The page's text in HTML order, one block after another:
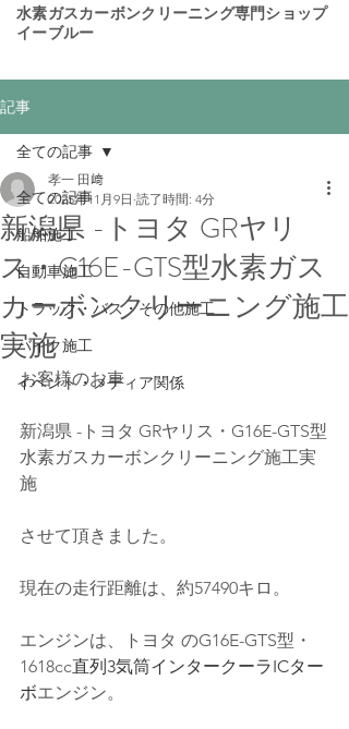
​水素ガスカーボンクリーニング専門ショップ
イーブルー
記事
全ての記事
船舶施工
自動車施工
トラック・バス・その他施工
バイク施工
イベント・メディア関係
全ての記事
新潟県 -トヨタ GRヤリ
ス・G16E-GTS型水素ガス
カーボンクリーニング施工
実施
孝一 田﨑
2025年11月9日 読了時間: 4分
お客様のお車
新潟県 -トヨタ GRヤリス・G16E-GTS型
水素ガスカーボンクリーニング施工実
施
させて頂きました。
現在の走行距離は、約57490キロ。
エンジンは、トヨタ のG16E-GTS型 ・
1618cc直列3気筒インタークーラICター
ボエンジン。